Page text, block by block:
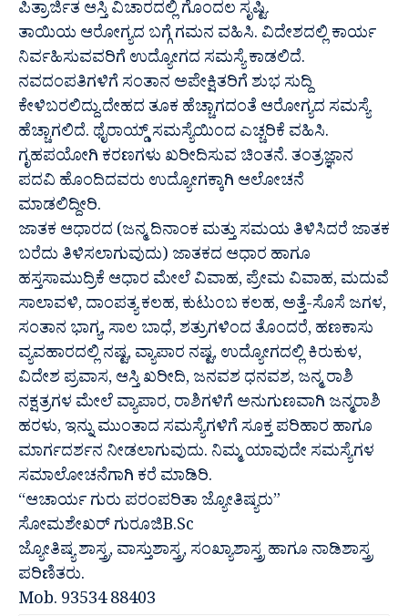
ಪಿತ್ರಾರ್ಜಿತ ಆಸ್ತಿ ವಿಚಾರದಲ್ಲಿ ಗೊಂದಲ ಸೃಷ್ಟಿ.
ತಾಯಿಯ ಆರೋಗ್ಯದ ಬಗ್ಗೆ ಗಮನ ವಹಿಸಿ. ವಿದೇಶದಲ್ಲಿ ಕಾರ್ಯ
ನಿರ್ವಹಿಸುವವರಿಗೆ ಉದ್ಯೋಗದ ಸಮಸ್ಯೆ ಕಾಡಲಿದೆ.
ನವದಂಪತಿಗಳಿಗೆ ಸಂತಾನ ಅಪೇಕ್ಷಿತರಿಗೆ ಶುಭ ಸುದ್ದಿ
ಕೇಳಿಬರಲಿದ್ದು.ದೇಹದ ತೂಕ ಹೆಚ್ಚಾಗದಂತೆ ಆರೋಗ್ಯದ ಸಮಸ್ಯೆ
ಹೆಚ್ಚಾಗಲಿದೆ. ಥೈರಾಯ್ಡ್ ಸಮಸ್ಯೆಯಿಂದ ಎಚ್ಚರಿಕೆ ವಹಿಸಿ.
ಗೃಹಪಯೋಗಿ ಕರಣಗಳು ಖರೀದಿಸುವ ಚಿಂತನೆ. ತಂತ್ರಜ್ಞಾನ
ಪದವಿ ಹೊಂದಿದವರು ಉದ್ಯೋಗಕ್ಕಾಗಿ ಆಲೋಚನೆ
ಮಾಡಲಿದ್ದೀರಿ.
ಜಾತಕ ಆಧಾರದ (ಜನ್ಮ ದಿನಾಂಕ ಮತ್ತು ಸಮಯ ತಿಳಿಸಿದರೆ ಜಾತಕ
ಬರೆದು ತಿಳಿಸಲಾಗುವುದು) ಜಾತಕದ ಆಧಾರ ಹಾಗೂ
ಹಸ್ತಸಾಮುದ್ರಿಕೆ ಆಧಾರ ಮೇಲೆ ವಿವಾಹ, ಪ್ರೇಮ ವಿವಾಹ, ಮದುವೆ
ಸಾಲಾವಳಿ, ದಾಂಪತ್ಯ ಕಲಹ, ಕುಟುಂಬ ಕಲಹ, ಅತ್ತೆ-ಸೊಸೆ ಜಗಳ,
ಸಂತಾನ ಭಾಗ್ಯ, ಸಾಲ ಬಾಧೆ, ಶತ್ರುಗಳಿಂದ ತೊಂದರೆ, ಹಣಕಾಸು
ವ್ಯವಹಾರದಲ್ಲಿ ನಷ್ಟ, ವ್ಯಾಪಾರ ನಷ್ಟ, ಉದ್ಯೋಗದಲ್ಲಿ ಕಿರುಕುಳ,
ವಿದೇಶ ಪ್ರವಾಸ, ಆಸ್ತಿ ಖರೀದಿ, ಜನವಶ ಧನವಶ, ಜನ್ಮ ರಾಶಿ
ನಕ್ಷತ್ರಗಳ ಮೇಲೆ ವ್ಯಾಪಾರ, ರಾಶಿಗಳಿಗೆ ಅನುಗುಣವಾಗಿ ಜನ್ಮರಾಶಿ
ಹರಳು, ಇನ್ನು ಮುಂತಾದ ಸಮಸ್ಯೆಗಳಿಗೆ ಸೂಕ್ತ ಪರಿಹಾರ ಹಾಗೂ
ಮಾರ್ಗದರ್ಶನ ನೀಡಲಾಗುವುದು. ನಿಮ್ಮ ಯಾವುದೇ ಸಮಸ್ಯೆಗಳ
ಸಮಾಲೋಚನೆಗಾಗಿ ಕರೆ ಮಾಡಿರಿ.
“ಆಚಾರ್ಯ ಗುರು ಪರಂಪರಿತಾ ಜ್ಯೋತಿಷ್ಯರು”
ಸೋಮಶೇಖರ್ ಗುರೂಜಿB.Sc
ಜ್ಯೋತಿಷ್ಯ ಶಾಸ್ತ್ರ, ವಾಸ್ತುಶಾಸ್ತ್ರ, ಸಂಖ್ಯಾಶಾಸ್ತ್ರ ಹಾಗೂ ನಾಡಿಶಾಸ್ತ್ರ
ಪರಿಣಿತರು.
Mob. 93534 88403